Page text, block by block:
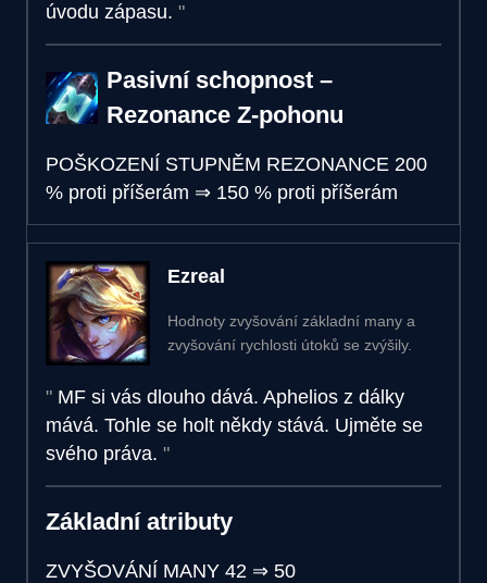
úvodu zápasu.
Pasivní schopnost –
Rezonance Z-pohonu
POŠKOZENÍ STUPNĚM REZONANCE 200
% proti příšerám ⇒ 150 % proti příšerám
Ezreal
Hodnoty zvyšování základní many a
zvyšování rychlosti útoků se zvýšily.
MF si vás dlouho dává. Aphelios z dálky
mává. Tohle se holt někdy stává. Ujměte se
svého práva.
Základní atributy
ZVYŠOVÁNÍ MANY 42 ⇒ 50